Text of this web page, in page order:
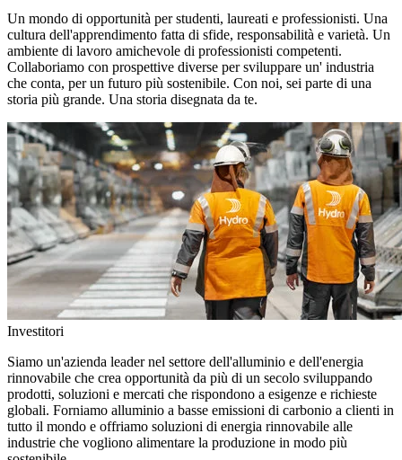
Un mondo di opportunità per studenti, laureati e professionisti. Una
cultura dell'apprendimento fatta di sfide, responsabilità e varietà. Un
ambiente di lavoro amichevole di professionisti competenti.
Collaboriamo con prospettive diverse per sviluppare un' industria
che conta, per un futuro più sostenibile. Con noi, sei parte di una
storia più grande. Una storia disegnata da te.
Investitori
Siamo un'azienda leader nel settore dell'alluminio e dell'energia
rinnovabile che crea opportunità da più di un secolo sviluppando
prodotti, soluzioni e mercati che rispondono a esigenze e richieste
globali. Forniamo alluminio a basse emissioni di carbonio a clienti in
tutto il mondo e offriamo soluzioni di energia rinnovabile alle
industrie che vogliono alimentare la produzione in modo più